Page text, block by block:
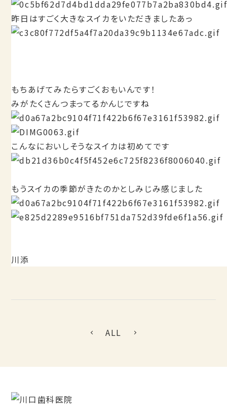
昨日はすごく大きなスイカをいただきましたあっ
もちあげてみたらすごくおもいんです！
みがたくさんつまってるかんじですね
こんなにおいしそうなスイカは初めてです
もうスイカの季節がきたのかとしみじみ感じました
川添
ALL